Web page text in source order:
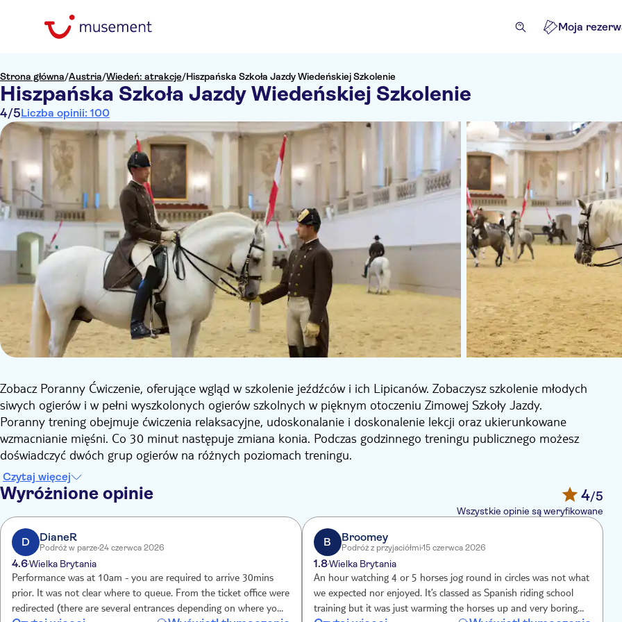
Moja
Strona główna/Austria/Wiedeń: atrakcje/Hiszpańska Szkoła Jazdy Wiedeńskiej Szkolenie
Hiszpańska Szkoła Jazdy Wiedeńskiej Szkolenie
4/5Liczba opinii: 100
Zobacz Poranny Ćwiczenie, oferujące wgląd w szkolenie jeźdźców i ich Lipicanów. Zobaczysz szkolenie młodych
siwych ogierów i w pełni wyszkolonych ogierów szkolnych w pięknym otoczeniu Zimowej Szkoły Jazdy.
Poranny trening obejmuje ćwiczenia relaksacyjne, udoskonalanie i doskonalenie lekcji oraz ukierunkowane
wzmacnianie mięśni. Co 30 minut następuje zmiana konia. Podczas godzinnego treningu publicznego możesz
doświadczyć dwóch grup ogierów na różnych poziomach treningu.
Aby chronić konie, słynne wysokie skoki, które są pokazywane w trakcie pokazów, nie są ćwiczone codziennie i
można je zobaczyć tylko okazjonalnie w trakcie porannych ćwiczeń.
Czytaj więcej
Wyróżnione opinie 4/5
Wszystkie opinie są weryfikowane
D DianeR
Podróż w parze 24 czerwca 2026
4.6Wielka Brytania
Performance was at 10am - you are required to arrive 30mins
prior. It was not clear where to queue. From the ticket office were
redirected (there are several entrances depending on where you
B Broomey
Podróż z przyjaciółmi15 czerwca 2026
1.8Wielka Brytania
An hour watching 4 or 5 horses jog round in circles was not what
we expected nor enjoyed. It’s classed as Spanish riding school
training but it was just warming the horses up and very boring